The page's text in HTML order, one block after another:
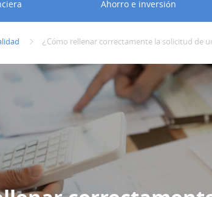
Ahorro e inversión
¿Cómo rellenar correctamente la solicitud de